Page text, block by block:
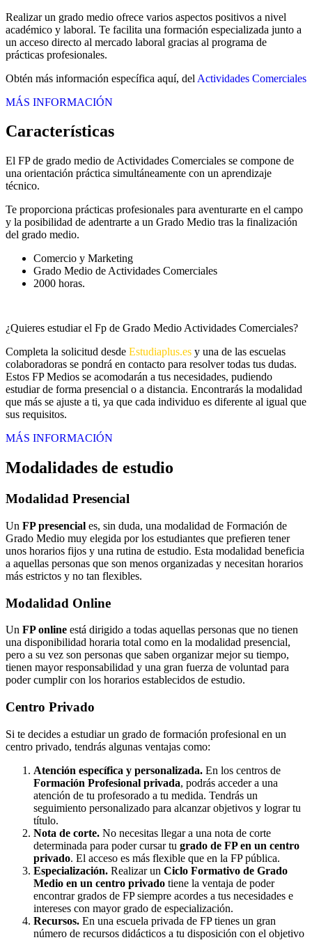
Realizar un grado medio ofrece varios aspectos positivos a nivel
académico y laboral. Te facilita una formación especializada junto a
un acceso directo al mercado laboral gracias al programa de
prácticas profesionales.
Obtén más información específica aquí, del Actividades Comerciales
MÁS INFORMACIÓN
Características
El FP de grado medio de Actividades Comerciales se compone de
una orientación práctica simultáneamente con un aprendizaje
técnico.
Te proporciona prácticas profesionales para aventurarte en el campo
y la posibilidad de adentrarte a un Grado Medio tras la finalización
del grado medio.
Comercio y Marketing
Grado Medio de Actividades Comerciales
2000 horas.
¿Quieres estudiar el Fp de Grado Medio Actividades Comerciales?
Completa la solicitud desde Estudiaplus.es y una de las escuelas
colaboradoras se pondrá en contacto para resolver todas tus dudas.
Estos FP Medios se acomodarán a tus necesidades, pudiendo
estudiar de forma presencial o a distancia. Encontrarás la modalidad
que más se ajuste a ti, ya que cada individuo es diferente al igual que
sus requisitos.
MÁS INFORMACIÓN
Modalidades de estudio
Modalidad Presencial
Un FP presencial es, sin duda, una modalidad de Formación de
Grado Medio muy elegida por los estudiantes que prefieren tener
unos horarios fijos y una rutina de estudio. Esta modalidad beneficia
a aquellas personas que son menos organizadas y necesitan horarios
más estrictos y no tan flexibles.
Modalidad Online
Un FP online está dirigido a todas aquellas personas que no tienen
una disponibilidad horaria total como en la modalidad presencial,
pero a su vez son personas que saben organizar mejor su tiempo,
tienen mayor responsabilidad y una gran fuerza de voluntad para
poder cumplir con los horarios establecidos de estudio.
Centro Privado
Si te decides a estudiar un grado de formación profesional en un
centro privado, tendrás algunas ventajas como:
Atención específica y personalizada. En los centros de
Formación Profesional privada, podrás acceder a una
atención de tu profesorado a tu medida. Tendrás un
seguimiento personalizado para alcanzar objetivos y lograr tu
título.
Nota de corte. No necesitas llegar a una nota de corte
determinada para poder cursar tu grado de FP en un centro
privado. El acceso es más flexible que en la FP pública.
Especialización. Realizar un Ciclo Formativo de Grado
Medio en un centro privado tiene la ventaja de poder
encontrar grados de FP siempre acordes a tus necesidades e
intereses con mayor grado de especialización.
Recursos. En una escuela privada de FP tienes un gran
número de recursos didácticos a tu disposición con el objetivo